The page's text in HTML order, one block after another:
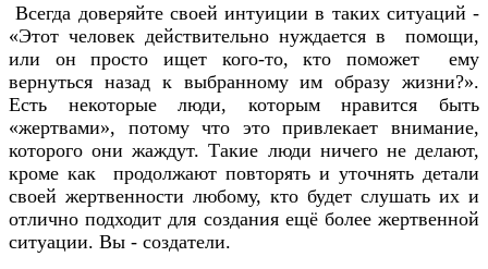
Всегда доверяйте своей интуиции в таких ситуаций -
«Этот человек действительно нуждается в помощи,
или он просто ищет кого-то, кто поможет ему
вернуться назад к выбранному им образу жизни?».
Есть некоторые люди, которым нравится быть
«жертвами», потому что это привлекает внимание,
которого они жаждут. Такие люди ничего не делают,
кроме как продолжают повторять и уточнять детали
своей жертвенности любому, кто будет слушать их и
отлично подходит для создания ещё более жертвенной
ситуации. Вы - создатели.